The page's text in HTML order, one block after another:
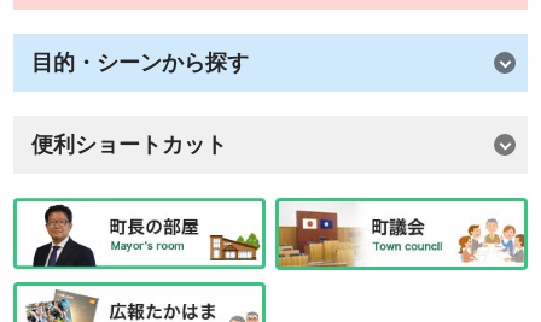
目的・シーンから探す
便利ショートカット